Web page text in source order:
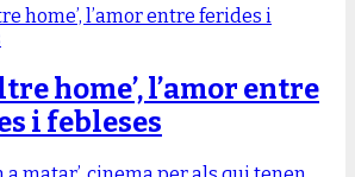
home’, l’amor entre
i febleses